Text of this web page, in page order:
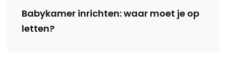
Babykamer inrichten: waar moet je op
letten?